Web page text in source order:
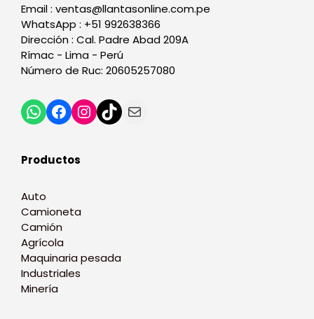
Email : ventas@llantasonline.com.pe
WhatsApp : +51 992638366
Dirección : Cal. Padre Abad 209A
Rímac - Lima - Perú
Número de Ruc: 20605257080
Productos
Auto
Camioneta
Camión
Agrícola
Maquinaria pesada
Industriales
Minería